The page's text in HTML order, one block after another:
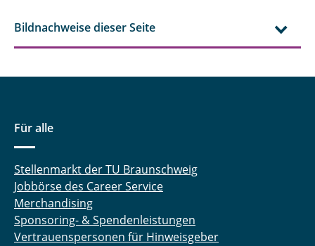
Bildnachweise dieser Seite
Für alle
Stellenmarkt der TU Braunschweig
Jobbörse des Career Service
Merchandising
Sponsoring- & Spendenleistungen
Vertrauenspersonen für Hinweisgeber